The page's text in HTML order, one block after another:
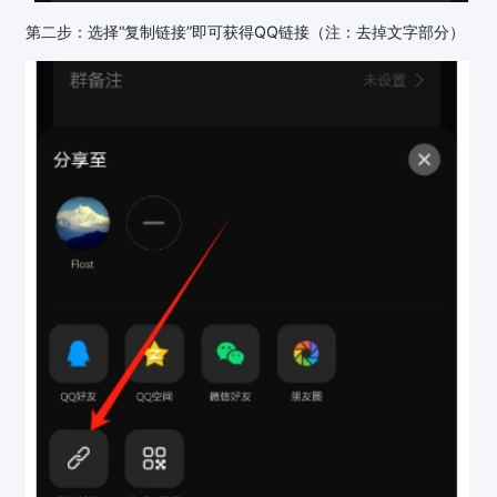
第二步：选择“复制链接”即可获得QQ链接（注：去掉文字部分）